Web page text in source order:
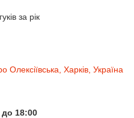
за рік
Олексіївська, Харків, Україна
до 18:00